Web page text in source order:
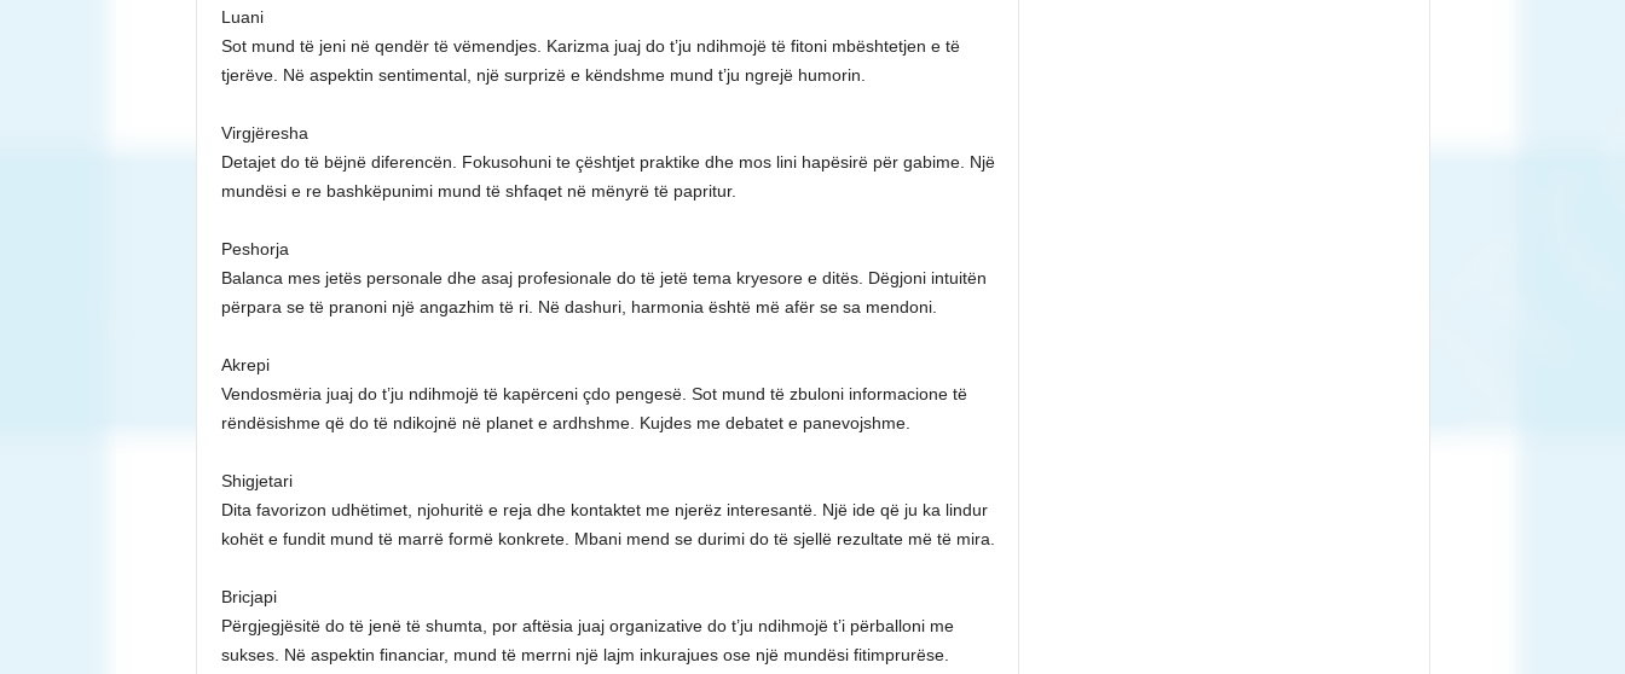
Luani
Sot mund të jeni në qendër të vëmendjes. Karizma juaj do t’ju ndihmojë të fitoni mbështetjen e të
tjerëve. Në aspektin sentimental, një surprizë e këndshme mund t’ju ngrejë humorin.
Virgjëresha
Detajet do të bëjnë diferencën. Fokusohuni te çështjet praktike dhe mos lini hapësirë për gabime. Një
mundësi e re bashkëpunimi mund të shfaqet në mënyrë të papritur.
Peshorja
Balanca mes jetës personale dhe asaj profesionale do të jetë tema kryesore e ditës. Dëgjoni intuitën
përpara se të pranoni një angazhim të ri. Në dashuri, harmonia është më afër se sa mendoni.
Akrepi
Vendosmëria juaj do t’ju ndihmojë të kapërceni çdo pengesë. Sot mund të zbuloni informacione të
rëndësishme që do të ndikojnë në planet e ardhshme. Kujdes me debatet e panevojshme.
Shigjetari
Dita favorizon udhëtimet, njohuritë e reja dhe kontaktet me njerëz interesantë. Një ide që ju ka lindur
kohët e fundit mund të marrë formë konkrete. Mbani mend se durimi do të sjellë rezultate më të mira.
Bricjapi
Përgjegjësitë do të jenë të shumta, por aftësia juaj organizative do t’ju ndihmojë t’i përballoni me
sukses. Në aspektin financiar, mund të merrni një lajm inkurajues ose një mundësi fitimprurëse.